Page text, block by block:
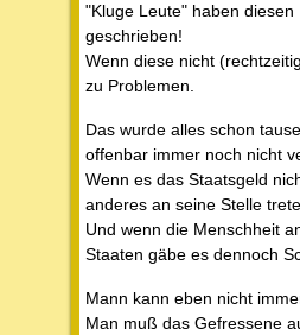
"Kluge Leute" haben
geschrieben!
Wenn diese nicht
zu Problemen.
Das wurde alles schon
offenbar immer noch nicht
Wenn es das Staatsgeld
anderes an seine Stelle
Und wenn die Menschheit
Staaten gäbe es dennoch
Mann kann eben nicht
Man muß das Gefressene